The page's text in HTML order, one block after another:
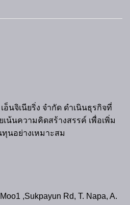
อ็นจิเนียริ่ง จำกัด ดำเนินธุรกิจที่
น้นความคิดสร้างสรรค์ เพื่อเพิ่ม
นอย่างเหมาะสม
,Sukpayun Rd, T. Napa, A.